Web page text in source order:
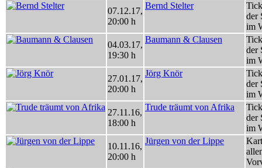
07.12.17,
20:00 h
Bernd Stelter
der
im
04.03.17,
19:30 h
Baumann & Clausen
der
im
27.01.17,
20:00 h
Jörg Knör
der
im
27.11.16,
18:00 h
Trude träumt von Afrika
der
im
10.11.16,
20:00 h
Jürgen von der Lippe